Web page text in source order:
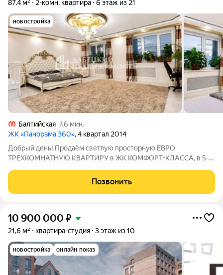
87,4 м² 2-комн. квартира 6 этаж из 21
новостройка
Балтийская
6 мин.
ЖК «Панорама 360», 4 квартал 2014
Добрый день! Продаём светлую просторную ЕВРО
ТРЕХКОМНАТНУЮ КВАРТИРУ в ЖК КОМФОРТ-КЛАССА, в 5-
юридической историей. ! Продажа БЕЗ КОМИССИИ ! Описание
и фотографии соответствуют действительности.
Позвонить
10 900 000 ₽
21,6 м² квартира-студия 3 этаж из 10
новостройка онлайн показ